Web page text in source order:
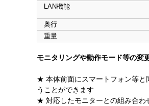
LAN機能
奥行
重量
モニタリングや動作モード等の変
★ 本体前面にスマートフォン等と
うことができます
★ 対応したモニターとの組み合わ